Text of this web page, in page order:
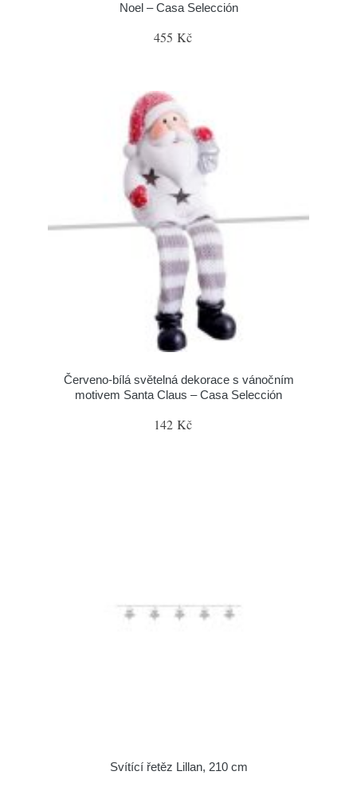
Noel – Casa Selección
455 Kč
Červeno-bílá světelná dekorace s vánočním
motivem Santa Claus – Casa Selección
142 Kč
Svítící řetěz Lillan, 210 cm